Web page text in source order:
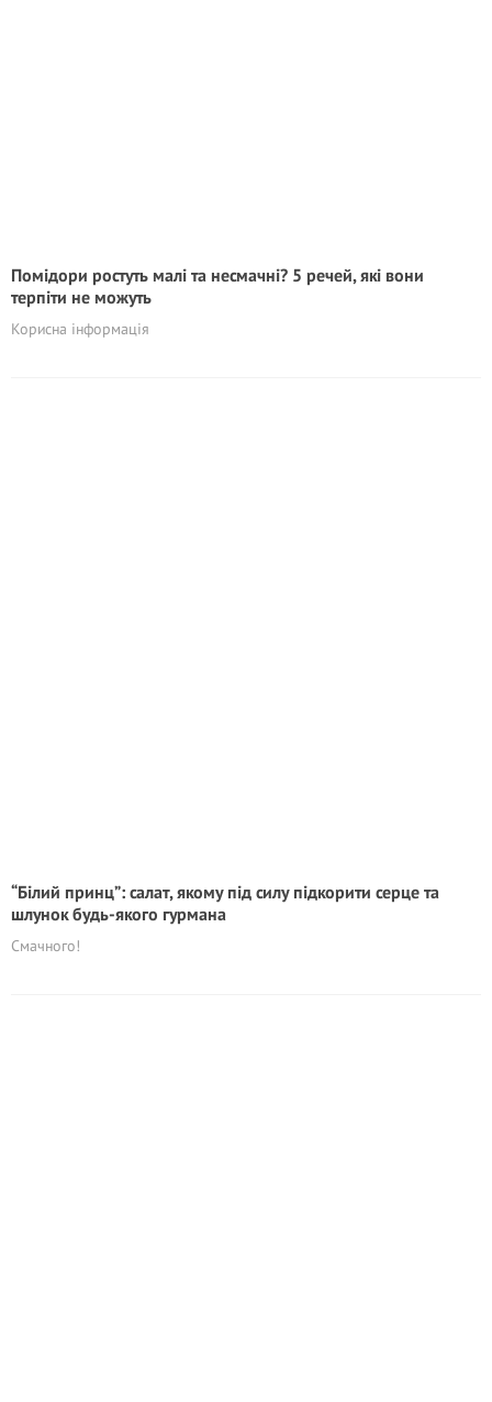
Помідори ростуть малі та несмачні? 5 речей, які вони
терпіти не можуть
Корисна інформація
“Білий принц”: салат, якому під силу підкорити серце та
шлунок будь-якого гурмана
Смачного!